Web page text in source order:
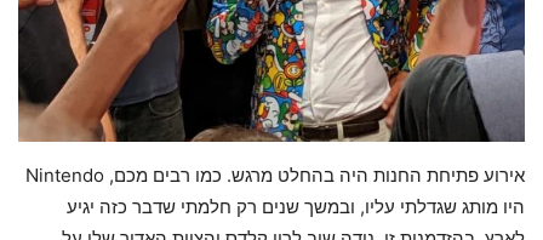
אירוע פתיחת החנות היה בהחלט מרגש. כמו רבים מכם, Nintendo
היו מותג שגדלתי עליו, ובמשך שנים רק חלמתי שדבר כזה יגיע